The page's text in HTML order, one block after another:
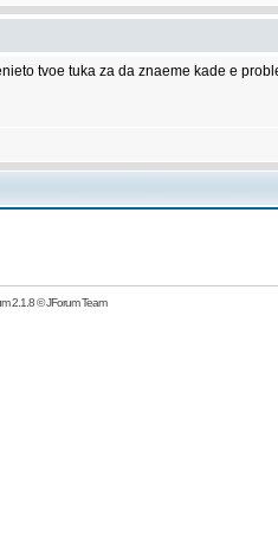
tvoe tuka za da znaeme kade e
2.1.8©JForum Team